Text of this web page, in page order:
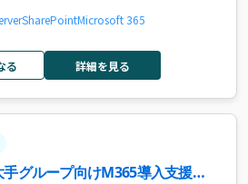
SharePointMicrosoft 365
る 詳細を見る
グループ向けM365導入支援案